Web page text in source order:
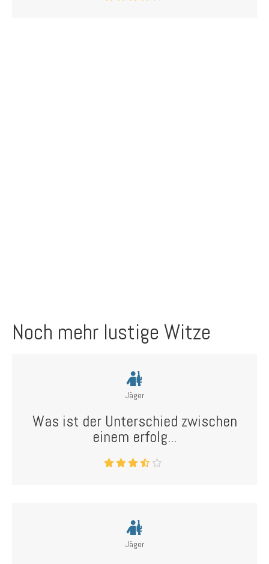
Noch mehr lustige Witze
Jäger
Was ist der Unterschied zwischen
einem erfolg...
Jäger